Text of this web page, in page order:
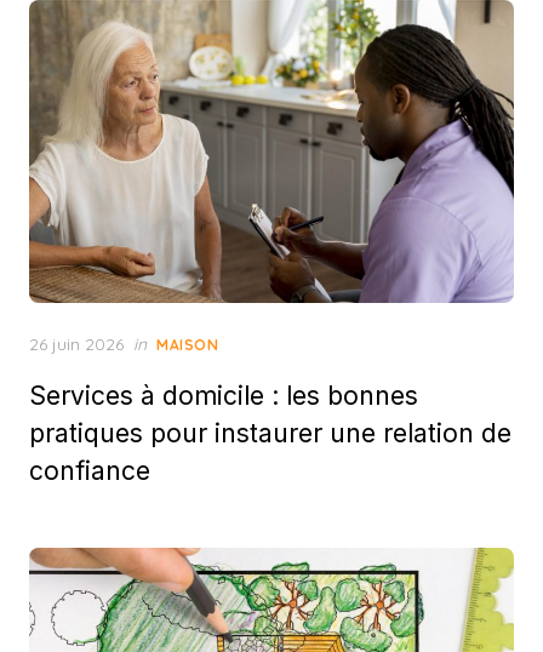
Posted
26 juin 2026 in MAISON
Services à domicile : les bonnes
pratiques pour instaurer une relation de
confiance